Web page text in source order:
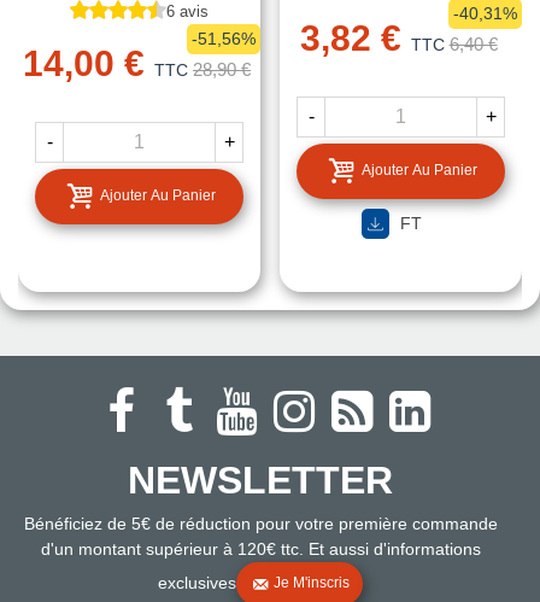
6 avis
14,00 € TTC 28,90 €
-51,56%
- +
Ajouter Au Panier
3,82 € TTC 6,40 €
-40,31%
- +
Ajouter Au Panier
FT
NEWSLETTER
Bénéficiez de 5€ de réduction pour votre première commande
d'un montant supérieur à 120€ ttc. Et aussi d'informations
exclusives
Je M'inscris